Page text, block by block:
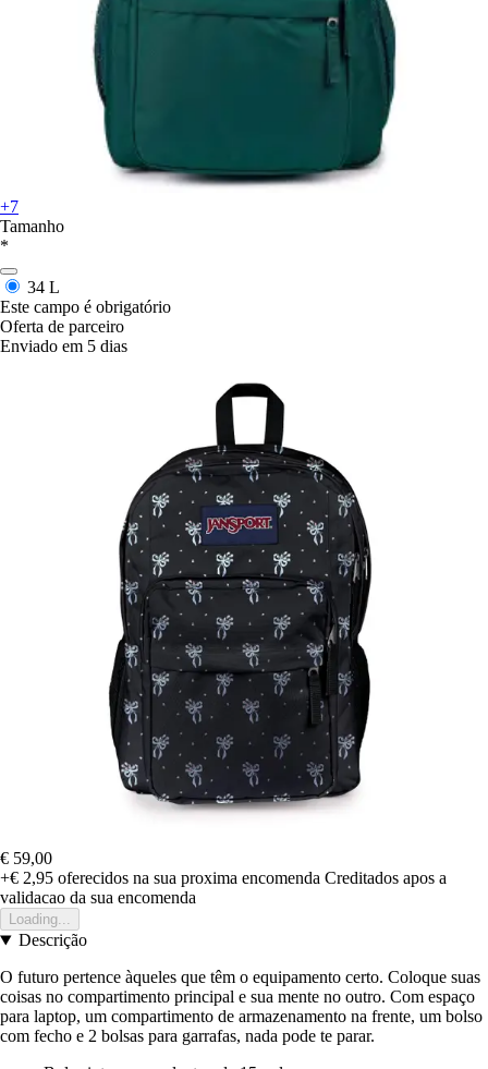
+7
Tamanho
*
34 L
Este campo é obrigatório
Oferta de parceiro
Enviado em 5 dias
€ 59,00
+€ 2,95 oferecidos na sua proxima encomenda Creditados apos a
validacao da sua encomenda
Loading...
Descrição
O futuro pertence àqueles que têm o equipamento certo. Coloque suas
coisas no compartimento principal e sua mente no outro. Com espaço
para laptop, um compartimento de armazenamento na frente, um bolso
com fecho e 2 bolsas para garrafas, nada pode te parar.